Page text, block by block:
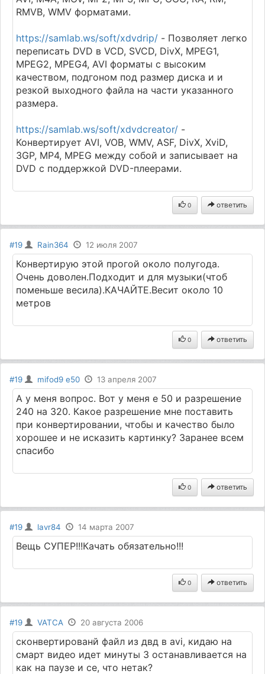
RMVB, WMV форматами.
https://samlab.ws/soft/xdvdrip/ - Позволяет легко
переписать DVD в VCD, SVCD, DivX, MPEG1,
MPEG2, MPEG4, AVI форматы с высоким
качеством, подгоном под размер диска и и
резкой выходного файла на части указанного
размера.
https://samlab.ws/soft/xdvdcreator/ -
Конвертирует AVI, VOB, WMV, ASF, DivX, XviD,
3GP, MP4, MPEG между собой и записывает на
DVD с поддержкой DVD-плеерами.
0 ответить
#19 Rain364 12 июля 2007
Конвертирую этой прогой около полугода.
Очень доволен.Подходит и для музыки(чтоб
поменьше весила).КАЧАЙТЕ.Весит около 10
метров
0 ответить
#19 mifod9 e50 13 апреля 2007
А у меня вопрос. Вот у меня е 50 и разрешение
240 на 320. Какое разрешение мне поставить
при конвертировании, чтобы и качество было
хорошее и не исказить картинку? Заранее всем
спасибо
0 ответить
#19 lavr84 14 марта 2007
Вещь СУПЕР!!!Качать обязательно!!!
0 ответить
#19 VATCA 20 августа 2006
сконвертированй файл из двд в аvi, кидаю на
смарт видео идет минуты 3 останавливается на
как на паузе и се, что нетак?